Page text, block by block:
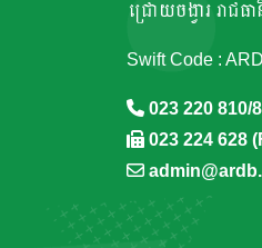
ជ្រោយចង្វារ រាជធ
Swift Code :
023 220 810/
023 224 628